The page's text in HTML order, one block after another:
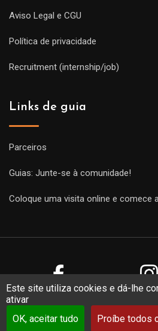
Este site utiliza cookies e dá-lhe
ativar
OK, aceitar tudo
Proíbe todos
Aviso Legal e CGU
Política de privacidade
Recruitment (internship/job)
Links de guia
Parceiros
Guias: Junte-se à comunidade!
Coloque uma visita online e comece
Copyright Guides 2021. Tous droits
web sur mesurepar